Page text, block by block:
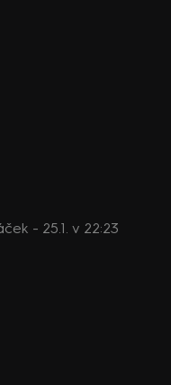
- 25.1. v 22:23